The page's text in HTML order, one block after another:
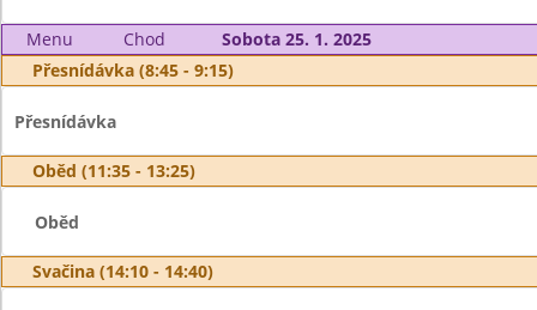
Menu Chod
Sobota 25. 1. 2025
Přesnídávka (8:45 - 9:15)
Přesnídávka
Oběd (11:35 - 13:25)
Oběd
Svačina (14:10 - 14:40)